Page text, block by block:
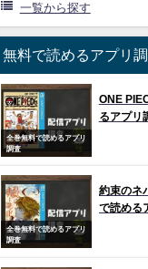
一覧から探す
無料で読めるアプリ
全巻無料で読めるアプリ
調査
ONE
るアプリ
全巻無料で読めるアプリ
調査
約束のネ
で読める